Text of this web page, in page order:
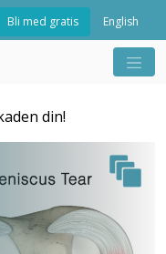
Bli med gratis English
din!